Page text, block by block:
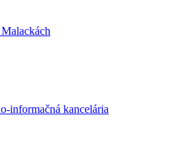
informačná kancelária